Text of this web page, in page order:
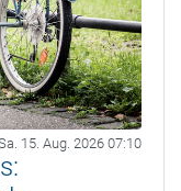
15. Aug. 2026 07:10